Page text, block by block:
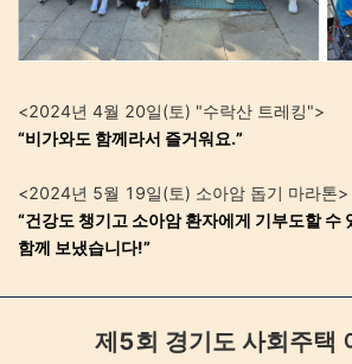
<2024년 4월 20일(토) "수락산 트레킹">
“비가와도 함께라서 즐거워요.”
<2024년 5월 19일(토) 소아암 돕기 마라톤>
“건강도 챙기고 소아암 환자에게 기부도할수
함께 보냈습니다!”
제5회 경기도 사회주택